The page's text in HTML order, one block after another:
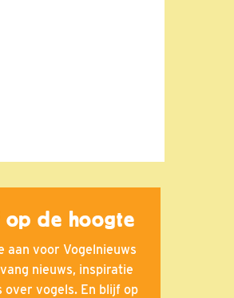
op de hoogte
aan voor Vogelnieuws
nieuws, inspiratie
over vogels. En blijf op